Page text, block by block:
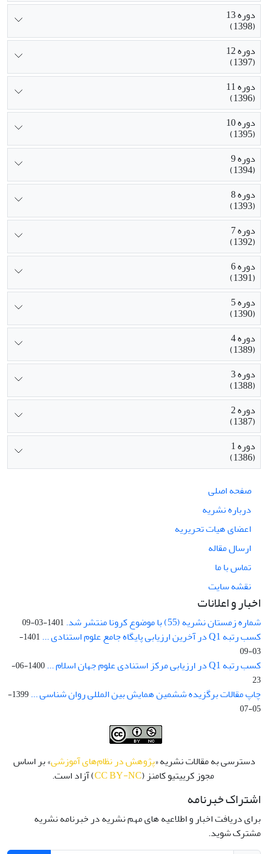
دوره 13
(1398)
دوره 12
(1397)
دوره 11
(1396)
دوره 10
(1395)
دوره 9
(1394)
دوره 8
(1393)
دوره 7
(1392)
دوره 6
(1391)
دوره 5
(1390)
دوره 4
(1389)
دوره 3
(1388)
دوره 2
(1387)
دوره 1
(1386)
صفحه اصلی
درباره نشریه
اعضای هیات تحریریه
ارسال مقاله
تماس با ما
نقشه سایت
اخبار و اعلانات
شماره زمستان نشریه (55) با موضوع کرونا منتشر شد. 1401-03-09
کسب رتبه Q1 در آخرین ارزیابی پایگاه جامع علوم استنادی ...
1401-
03-09
کسب رتبه Q1 در ارزیابی مرکز استنادی علوم جهان اسلام ...
1400-06-
23
چاپ مقالات برگزیده ششمین همایش بین المللی روان شناسی ...
1399-
05-07
دسترسی به مقالات نشریه «پژوهش در نظام‌های آموزشی» بر اساس
مجوز کرییتیو کامنز (CC BY-NC) آزاد است.
اشتراک خبرنامه
برای دریافت اخبار و اطلاعیه های مهم نشریه در خبرنامه نشریه
مشترک شوید.